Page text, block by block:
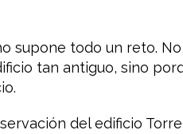
supone todo un reto.
tan antiguo, sino
del edificio